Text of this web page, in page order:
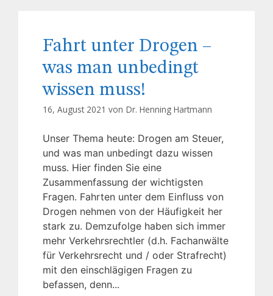
Fahrt unter Drogen –
was man unbedingt
wissen muss!
16, August 2021 von Dr. Henning Hartmann
Unser Thema heute: Drogen am Steuer,
und was man unbedingt dazu wissen
muss. Hier finden Sie eine
Zusammenfassung der wichtigsten
Fragen. Fahrten unter dem Einfluss von
Drogen nehmen von der Häufigkeit her
stark zu. Demzufolge haben sich immer
mehr Verkehrsrechtler (d.h. Fachanwälte
für Verkehrsrecht und / oder Strafrecht)
mit den einschlägigen Fragen zu
befassen, denn...